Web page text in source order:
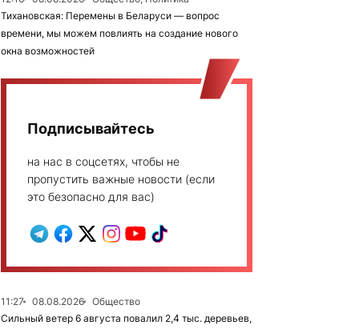
Тихановская: Перемены в Беларуси — вопрос
времени, мы можем повлиять на создание нового
окна возможностей
Подписывайтесь
на нас в соцсетях, чтобы не
пропустить важные новости (если
это безопасно для вас)
11:27 08.08.2026
Общество
Сильный ветер 6 августа повалил 2,4 тыс. деревьев,